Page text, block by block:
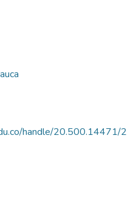
handle/20.500.14471/2